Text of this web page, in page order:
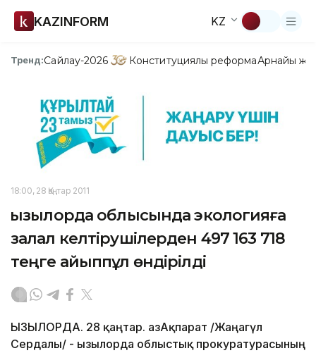
KAZINFORM KZ
Тренд:Сайлау-2026 Конституциялық реформаАрнайы
18:00, 28 Қаңтар 2011
Қызылорда облысында экологияға
залал келтірушілерден 497 163 718
теңге айыппұл өндірілді
ҚЫЗЫЛОРДА. 28 қаңтар. ҚазАқпарат /Жаңагүл
Сердалы/ - Қызылорда облыстық прокуратурасының